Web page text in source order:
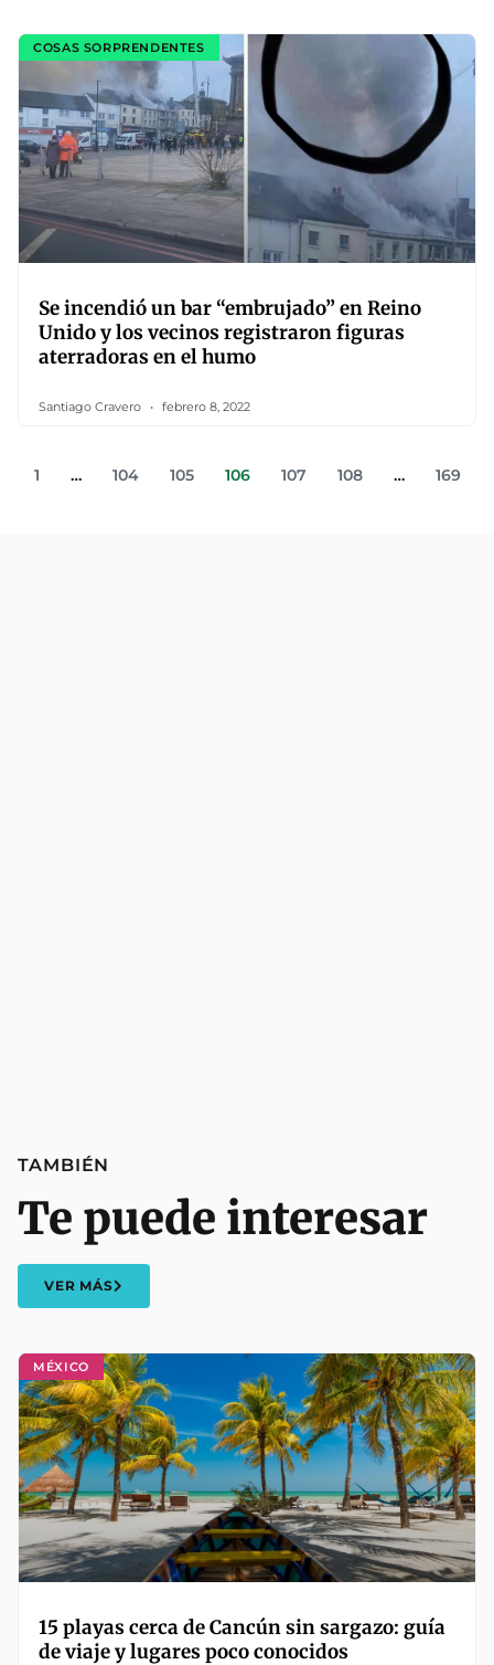
COSAS SORPRENDENTES
Se incendió un bar “embrujado” en Reino
Unido y los vecinos registraron figuras
aterradoras en el humo
Santiago Cravero febrero 8, 2022
1 … 104 105 106 107 108 … 169
MÉXICO
15 playas cerca de Cancún sin sargazo: guía
de viaje y lugares poco conocidos
TAMBIÉN
Te puede interesar
VER MÁS